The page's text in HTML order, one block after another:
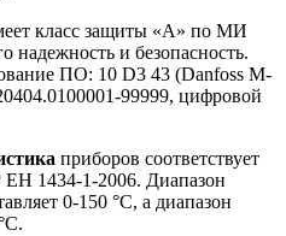
класс защиты «A» по МИ
надежность и безопасность.
ПО: 10 D3 43 (Danfoss M-
99999, цифровой
приборов соответствует
1434-1-2006. Диапазон
0-150 °C, а диапазон